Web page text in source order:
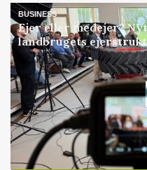
BUSINESS
Ejer eller medejer?
landbrugets